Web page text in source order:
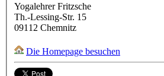
Yogalehrer Fritzsche
Th.-Lessing-Str. 15
09112 Chemnitz
Die Homepage besuchen